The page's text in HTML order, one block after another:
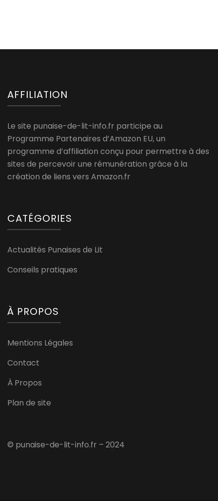
AFFILIATION
Le site punaise-de-lit-info.fr participe au
Programme Partenaires d’Amazon EU, un
programme d’affiliation conçu pour permettre à des
sites de percevoir une rémunération grâce à la
création de liens vers Amazon.fr
CATÉGORIES
Actualités Punaises de Lit
Conseils pratiques
À PROPOS
Mentions Légales
Contact
À Propos
Plan de site
© punaise-de-lit-info.fr – 2024